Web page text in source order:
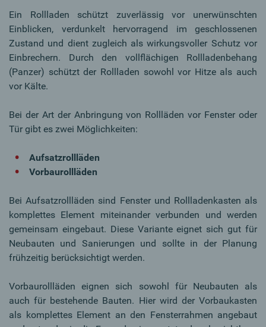
Ein Rollladen schützt zuverlässig vor unerwünschten
Einblicken, verdunkelt hervorragend im geschlossenen
Zustand und dient zugleich als wirkungsvoller Schutz vor
Einbrechern. Durch den vollflächigen Rollladenbehang
(Panzer) schützt der Rollladen sowohl vor Hitze als auch
vor Kälte.
Bei der Art der Anbringung von Rollläden vor Fenster oder
Tür gibt es zwei Möglichkeiten:
Aufsatzrollläden
Vorbaurollläden
Bei Aufsatzrollläden sind Fenster und Rollladenkasten als
komplettes Element miteinander verbunden und werden
gemeinsam eingebaut. Diese Variante eignet sich gut für
Neubauten und Sanierungen und sollte in der Planung
frühzeitig berücksichtigt werden.
Vorbaurollläden eignen sich sowohl für Neubauten als
auch für bestehende Bauten. Hier wird der Vorbaukasten
als komplettes Element an den Fensterrahmen angebaut